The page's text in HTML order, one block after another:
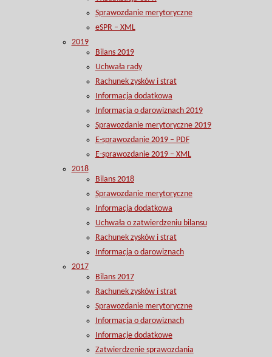
Sprawozdanie merytoryczne
eSPR – XML
2019
Bilans 2019
Uchwała rady
Rachunek zysków i strat
Informacja dodatkowa
Informacja o darowiznach 2019
Sprawozdanie merytoryczne 2019
E-sprawozdanie 2019 – PDF
E-sprawozdanie 2019 – XML
2018
Bilans 2018
Sprawozdanie merytoryczne
Informacja dodatkowa
Uchwała o zatwierdzeniu bilansu
Rachunek zysków i strat
Informacja o darowiznach
2017
Bilans 2017
Rachunek zysków i strat
Sprawozdanie merytoryczne
Informacja o darowiznach
Informacje dodatkowe
Zatwierdzenie sprawozdania